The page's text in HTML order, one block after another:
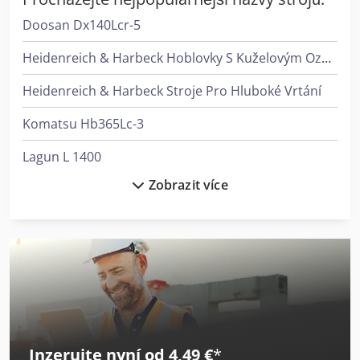
invertorem, zatímco rychlost zvedání kotoučů je pevně
daná. Dkedpfxjwxc Rvs Albsr
Doosan Dx140Lcr-5
Heidenreich & Harbeck Hoblovky S Kuželovým Ozubením
Heidenreich & Harbeck Stroje Pro Hluboké Vrtání
Komatsu Hb365Lc-3
Lagun L 1400
Liebherr L 538
Liebherr L 546
Liebherr Ltm 1030-2.1
Linde L 10
Zobrazit více
Inzerujte nyní od 4,49 €*